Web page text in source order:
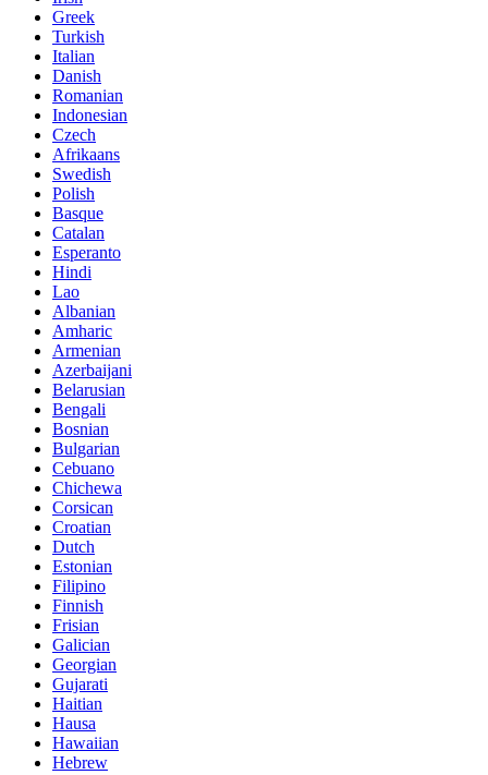
Greek
Turkish
Italian
Danish
Romanian
Indonesian
Czech
Afrikaans
Swedish
Polish
Basque
Catalan
Esperanto
Hindi
Lao
Albanian
Amharic
Armenian
Azerbaijani
Belarusian
Bengali
Bosnian
Bulgarian
Cebuano
Chichewa
Corsican
Croatian
Dutch
Estonian
Filipino
Finnish
Frisian
Galician
Georgian
Gujarati
Haitian
Hausa
Hawaiian
Hebrew